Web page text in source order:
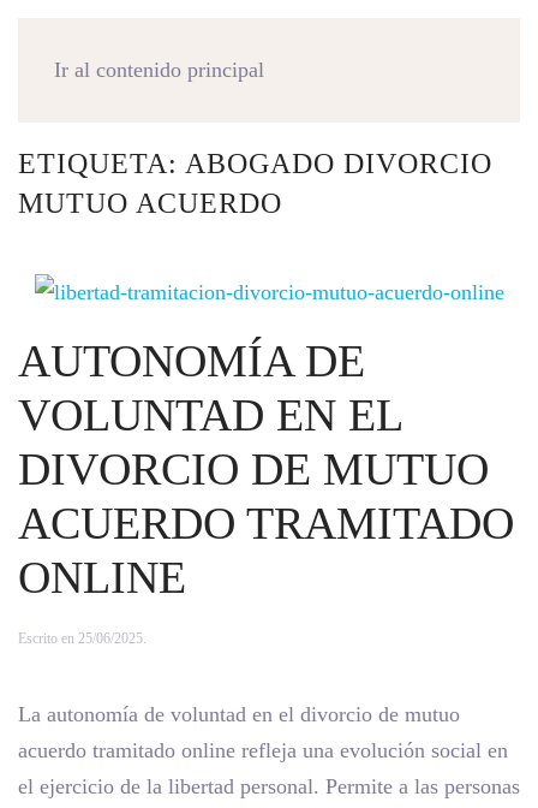
Ir al contenido principal
ETIQUETA: ABOGADO DIVORCIO
MUTUO ACUERDO
AUTONOMÍA DE
VOLUNTAD EN EL
DIVORCIO DE MUTUO
ACUERDO TRAMITADO
ONLINE
Escrito en 25/06/2025.
La autonomía de voluntad en el divorcio de mutuo
acuerdo tramitado online refleja una evolución social en
el ejercicio de la libertad personal. Permite a las personas